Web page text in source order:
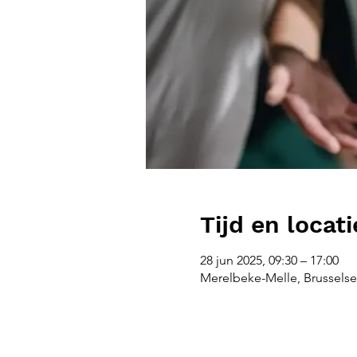
Tijd en
28 jun 2025, 09:30 – 17:00
Merelbeke-Melle,